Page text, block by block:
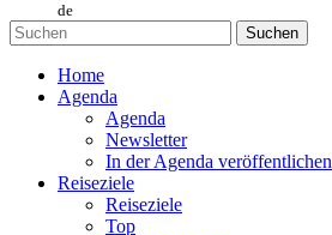
de
Suchen
Home
Agenda
Agenda
Newsletter
In der Agenda veröffentlichen
Reiseziele
Reiseziele
Top